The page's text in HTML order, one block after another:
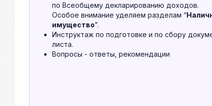
по Всеобщему декларированию доходов.
Особое внимание уделяем разделам “
имущество”.
Инструктаж по подготовке и по сбору
листа.
Вопросы - ответы, рекомендации